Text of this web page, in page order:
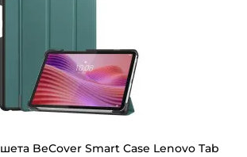
BeCover Smart Case Lenovo Tab